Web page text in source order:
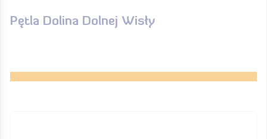
Pętla Dolina Dolnej Wisły